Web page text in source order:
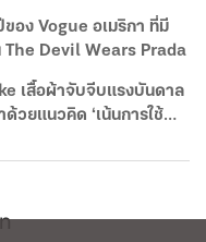
อง Vogue อเมริกา ที่มี
The Devil Wears Prada
เสื้อผ้าจับจีบแรงบันดาล
วยแนวคิด ‘เน้นการใช้